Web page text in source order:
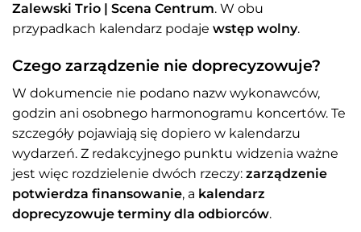
Zalewski Trio | Scena Centrum. W obu
przypadkach kalendarz podaje wstęp wolny.
Czego zarządzenie nie doprecyzowuje?
W dokumencie nie podano nazw wykonawców,
godzin ani osobnego harmonogramu koncertów. Te
szczegóły pojawiają się dopiero w kalendarzu
wydarzeń. Z redakcyjnego punktu widzenia ważne
jest więc rozdzielenie dwóch rzeczy: zarządzenie
potwierdza finansowanie, a kalendarz
doprecyzowuje terminy dla odbiorców.